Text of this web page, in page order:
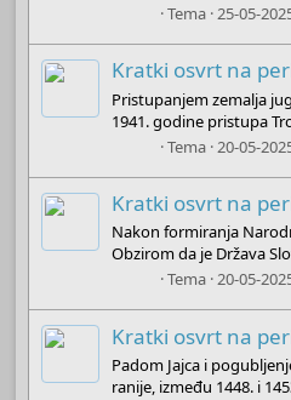
Tema 25-05-
Kratki osvrt na
Pristupanjem zemalja
1941. godine pristupa
Tema 20-05-
Kratki osvrt na
Nakon formiranja
Obzirom da je Država
Tema 20-05-
Kratki osvrt na
Padom Jajca i
ranije, između 1448. i